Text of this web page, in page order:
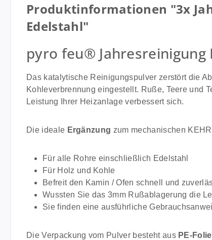
Produktinformationen "3x
Edelstahl"
pyro feu®
Das katalytische Reinigungspulver zerstört die
Kohleverbrennung eingestellt. Ruße, Teere und
Leistung Ihrer Heizanlage verbessert sich.
Die ideale Ergänzung zum mechanischen
Für alle Rohre einschließlich Edelstahl
Für Holz und Kohle
Befreit den Kamin / Ofen schnell und
Wussten Sie das 3mm Rußablagerung die
Sie finden eine ausführliche
Die Verpackung vom Pulver besteht aus PE-Folie